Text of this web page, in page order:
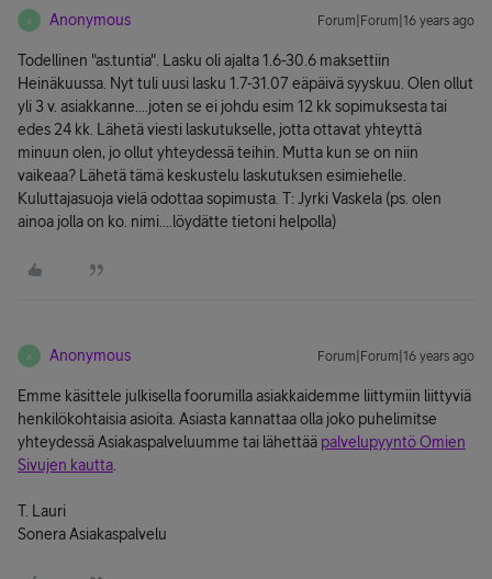
A Anonymous Forum|Forum|16 years ago
Todellinen "as.tuntia". Lasku oli ajalta 1.6-30.6 maksettiin
Heinäkuussa. Nyt tuli uusi lasku 1.7-31.07 eäpäivä syyskuu. Olen ollut
yli 3 v. asiakkanne....joten se ei johdu esim 12 kk sopimuksesta tai
edes 24 kk. Lähetä viesti laskutukselle, jotta ottavat yhteyttä
minuun olen, jo ollut yhteydessä teihin. Mutta kun se on niin
vaikeaa? Lähetä tämä keskustelu laskutuksen esimiehelle.
Kuluttajasuoja vielä odottaa sopimusta. T: Jyrki Vaskela (ps. olen
ainoa jolla on ko. nimi....löydätte tietoni helpolla)
A Anonymous Forum|Forum|16 years ago
Emme käsittele julkisella foorumilla asiakkaidemme liittymiin liittyviä
henkilökohtaisia asioita. Asiasta kannattaa olla joko puhelimitse
yhteydessä Asiakaspalveluumme tai lähettää palvelupyyntö Omien
Sivujen kautta
T. Lauri
Sonera Asiakaspalvelu